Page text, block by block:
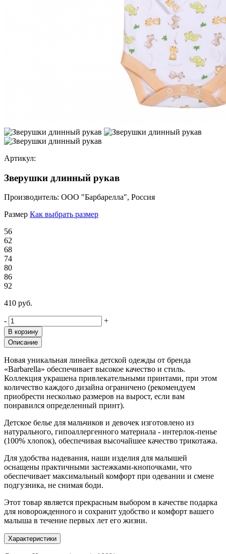
Артикул:
Зверушки длинный рукав
Производитель: ООО "Барбарелла", Россия
Размер Как выбрать размер
56
62
68
74
80
86
92
410 руб.
- +
Описание
Новая уникальная линейка детской одежды от бренда
«Barbarella» обеспечивает высокое качество и стиль.
Коллекция украшена привлекательными принтами, при этом
количество каждого дизайна ограничено (рекомендуем
приобрести несколько размеров на вырост, если вам
понравился определенный принт).
Детское белье для мальчиков и девочек изготовлено из
натурального, гипоаллергенного материала - интерлок-пенье
(100% хлопок), обеспечивая высочайшее качество трикотажа.
Для удобства надевания, наши изделия для малышей
оснащены практичными застежками-кнопочками, что
обеспечивает максимальный комфорт при одевании и смене
подгузника, не снимая боди.
Этот товар является прекрасным выбором в качестве подарка
для новорожденного и сохранит удобство и комфорт вашего
малыша в течение первых лет его жизни.
Характеристики